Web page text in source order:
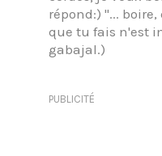
répond:) "...
que tu fais n'est
gabajal.)
PUBLICITÉ